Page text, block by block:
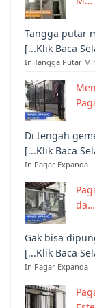
Tangga putar
[...Klik Baca
In Tangga Putar
Di tengah
[...Klik Baca
In Pagar Expanda
da…
Gak bisa
[...Klik Baca
In Pagar Expanda